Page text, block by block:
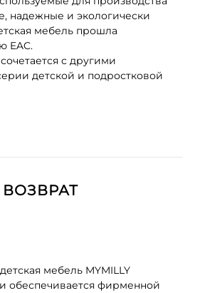
надежные и экологически
мебель прошла
EAC.
с другими
детской и подростковой
ВОЗВРАТ
мебель MYMILLY
обеспечивается фирменной